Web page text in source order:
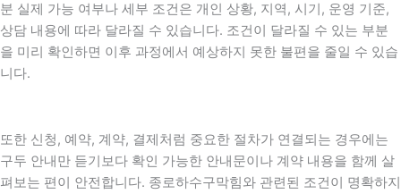
분 실제 가능 여부나 세부 조건은 개인 상황, 지역, 시기, 운영 기준,
상담 내용에 따라 달라질 수 있습니다. 조건이 달라질 수 있는 부분
을 미리 확인하면 이후 과정에서 예상하지 못한 불편을 줄일 수 있습
니다.
또한 신청, 예약, 계약, 결제처럼 중요한 절차가 연결되는 경우에는
구두 안내만 듣기보다 확인 가능한 안내문이나 계약 내용을 함께 살
펴보는 편이 안전합니다. 종로하수구막힘와 관련된 조건이 명확하지